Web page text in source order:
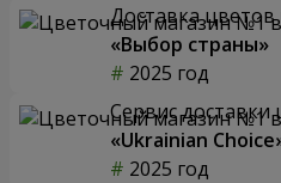
Доставка цветов
«Выбор страны»
2025 год
Сервис доставки
«Ukrainian
2025 год